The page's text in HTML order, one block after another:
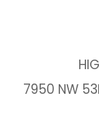
7950 NW